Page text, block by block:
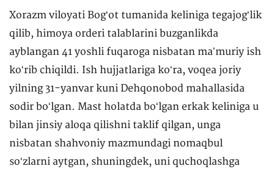
Xorazm viloyati Bogʻot tumanida keliniga tegajogʻlik
qilib, himoya orderi talablarini buzganlikda
ayblangan 41 yoshli fuqaroga nisbatan maʼmuriy ish
koʻrib chiqildi. Ish hujjatlariga koʻra, voqea joriy
yilning 31-yanvar kuni Dehqonobod mahallasida
sodir boʻlgan. Mast holatda boʻlgan erkak keliniga u
bilan jinsiy aloqa qilishni taklif qilgan, unga
nisbatan shahvoniy mazmundagi nomaqbul
soʻzlarni aytgan, shuningdek, uni quchoqlashga